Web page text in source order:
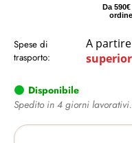
Da
ordine
Spese di
trasporto:
A
Disponibile
Spedito in 4 giorni lavorativi.